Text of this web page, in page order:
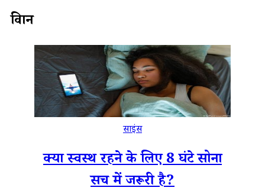
विज्ञान
साइंस
क्या स्वस्थ रहने के लिए 8 घंटे सोना
सच में जरूरी है?